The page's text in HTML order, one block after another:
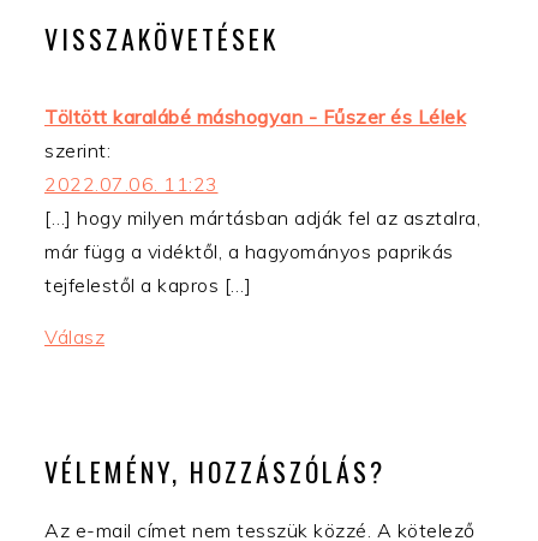
VISSZAKÖVETÉSEK
Töltött karalábé máshogyan - Fűszer és Lélek
szerint:
2022.07.06. 11:23
[…] hogy milyen mártásban adják fel az asztalra,
már függ a vidéktől, a hagyományos paprikás
tejfelestől a kapros […]
Válasz
VÉLEMÉNY, HOZZÁSZÓLÁS?
Az e-mail címet nem tesszük közzé. A kötelező